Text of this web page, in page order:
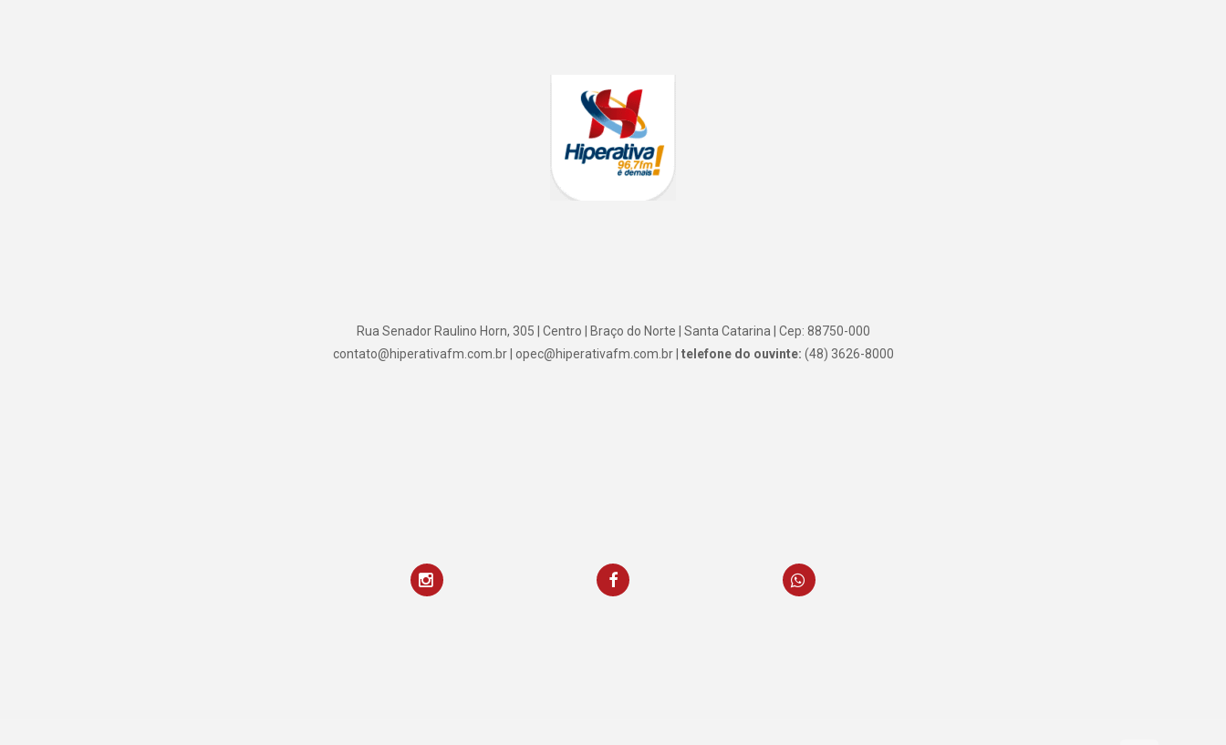
Rua Senador Raulino Horn, 305 | Centro | Braço do Norte | Santa Catarina | Cep: 88750-000
contato@hiperativafm.com.br | opec@hiperativafm.com.br | telefone do ouvinte: (48) 3626-8000